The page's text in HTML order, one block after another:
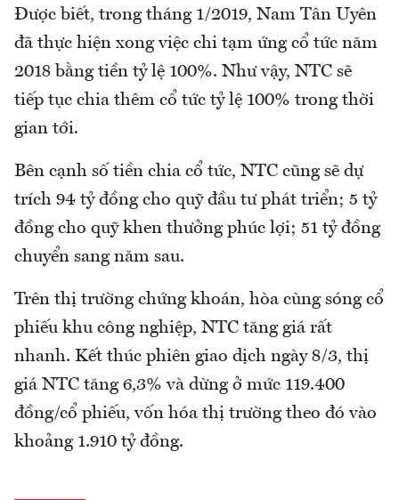
Được biết, trong tháng 1/2019, Nam Tân Uyên
đã thực hiện xong việc chi tạm ứng cổ tức năm
2018 bằng tiền tỷ lệ 100%. Như vậy, NTC sẽ
tiếp tục chia thêm cổ tức tỷ lệ 100% trong thời
gian tới.
Bên cạnh số tiền chia cổ tức, NTC cũng sẽ dự
trích 94 tỷ đồng cho quỹ đầu tư phát triển; 5 tỷ
đồng cho quỹ khen thưởng phúc lợi; 51 tỷ đồng
chuyển sang năm sau.
Trên thị trường chứng khoán, hòa cùng sóng cổ
phiếu khu công nghiệp, NTC tăng giá rất
nhanh. Kết thúc phiên giao dịch ngày 8/3, thị
giá NTC tăng 6,3% và dừng ở mức 119.400
đồng/cổ phiếu, vốn hóa thị trường theo đó vào
khoảng 1.910 tỷ đồng.